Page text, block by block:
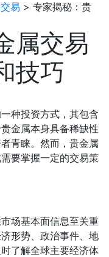
易 > 专家揭秘：贵
属交易
技巧
种投资方式，其包含
金属本身具备稀缺性
青睐。然而，贵金属
要掌握一定的交易策
场基本面信息至关重
形势、政治事件、地
了解全球主要经济体